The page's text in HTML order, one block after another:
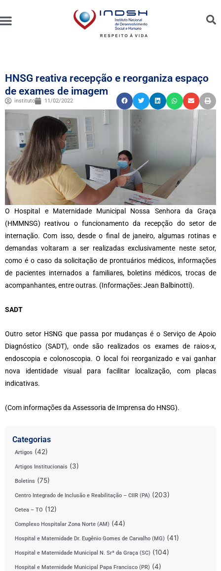
HNSG reativa recepção e reorganiza espaço
de exames de imagem
instituto 11/02/2022
O Hospital e Maternidade Municipal Nossa Senhora da Graça
(HMMNSG) reativou o funcionamento da recepção do setor de
internação. Com isso, desde o final de janeiro, algumas rotinas e
demandas voltaram a ser realizadas exclusivamente neste setor,
como é o caso da solicitação de prontuários médicos, informações
de pacientes internados a familiares, boletins médicos, trocas de
acompanhantes, entre outras. (Informações: Jean Balbinotti).
SADT
Outro setor HSNG que passa por mudanças é o Serviço de Apoio
Diagnóstico (SADT), onde são realizados os exames de raios-x,
endoscopia e colonoscopia. O local foi reorganizado e vai ganhar
nova identidade visual para facilitar localização, com placas
indicativas.
(Com informações da Assessoria de Imprensa do HNSG).
Categorias
Artigos (42)
Artigos Institucionais (3)
Boletins (75)
Centro Integrado de Inclusão e Reabilitação – CIIR (PA) (203)
Cetea – TO (12)
Complexo Hospitalar Zona Norte (AM) (44)
Hospital e Maternidade Dr. Eugênio Gomes de Carvalho (MG) (41)
Hospital e Maternidade Municipal N. Srª da Graça (SC) (104)
Hospital e Maternidade Municipal Papa Francisco (PR) (4)